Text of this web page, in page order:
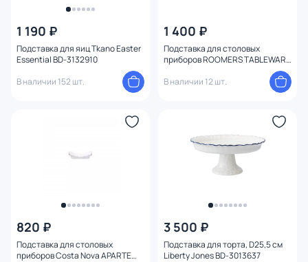
1 190 ₽
Подставка для яиц Tkano Easter
Essential BD-3132910
В наличии 152 шт.
1 400 ₽
Подставка для столовых
приборов ROOMERS TABLEWARE
В наличии 12 шт.
820 ₽
Подставка для столовых
приборов Costa Nova APARTE
3 500 ₽
Подставка для торта, D25,5 см
Liberty Jones BD-3013637